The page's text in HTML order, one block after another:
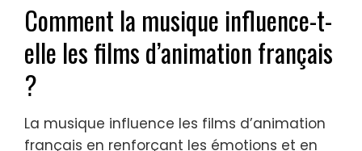
Comment la musique influence-t-
elle les films d’animation français
?
La musique influence les films d’animation
français en renforçant les émotions et en